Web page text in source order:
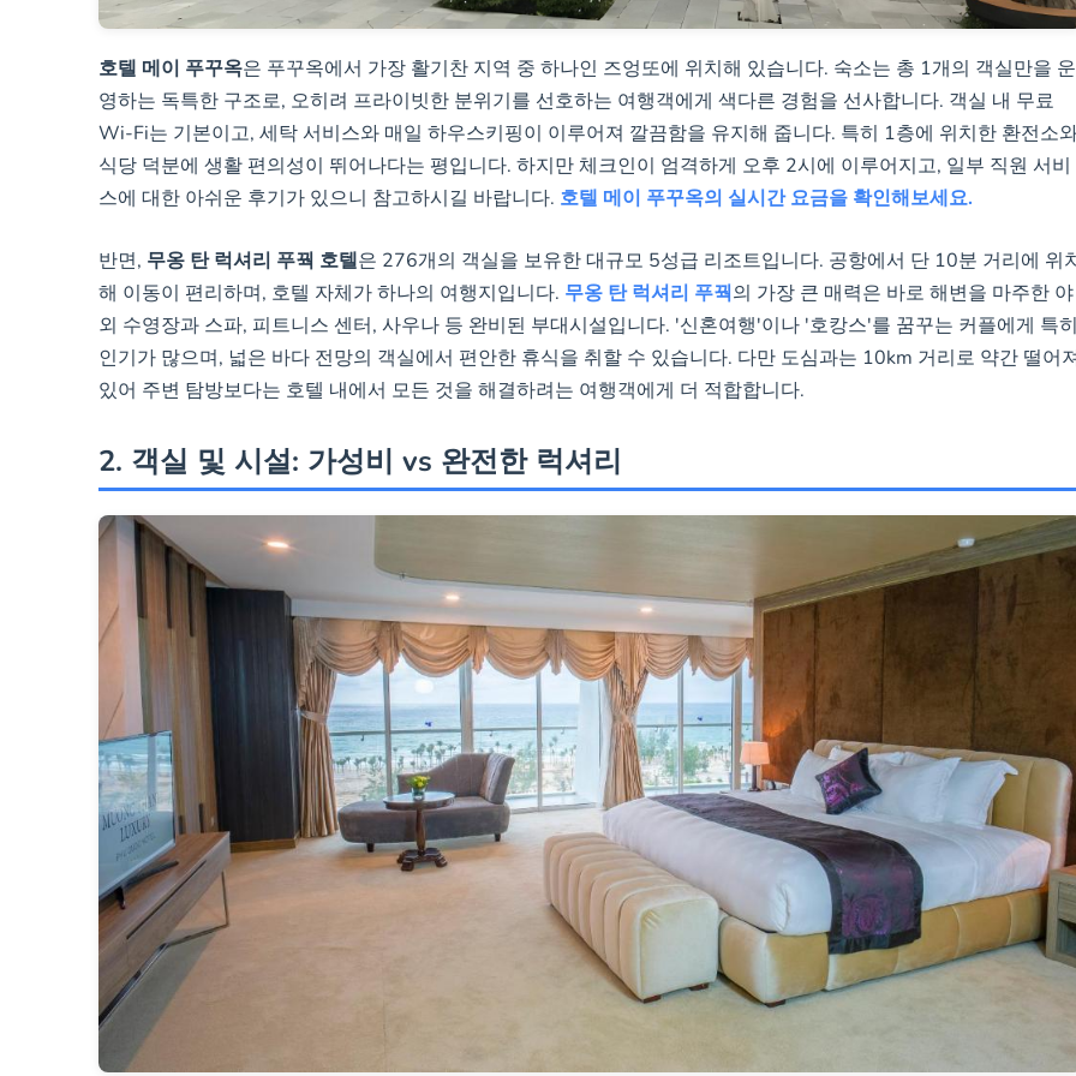
호텔 메이 푸꾸옥은 푸꾸옥에서 가장 활기찬 지역 중 하나인 즈엉또에 위치해 있습니다. 숙소는 총 1개의 객실만을 운
영하는 독특한 구조로, 오히려 프라이빗한 분위기를 선호하는 여행객에게 색다른 경험을 선사합니다. 객실 내 무료
Wi-Fi는 기본이고, 세탁 서비스와 매일 하우스키핑이 이루어져 깔끔함을 유지해 줍니다. 특히 1층에 위치한 환전소
식당 덕분에 생활 편의성이 뛰어나다는 평입니다. 하지만 체크인이 엄격하게 오후 2시에 이루어지고, 일부 직원 서비
스에 대한 아쉬운 후기가 있으니 참고하시길 바랍니다. 호텔 메이 푸꾸옥의 실시간 요금을 확인해보세요.
반면, 무옹 탄 럭셔리 푸꿕 호텔은 276개의 객실을 보유한 대규모 5성급 리조트입니다. 공항에서 단 10분 거리에 위
해 이동이 편리하며, 호텔 자체가 하나의 여행지입니다. 무옹 탄 럭셔리 푸꿕의 가장 큰 매력은 바로 해변을 마주한 야
외 수영장과 스파, 피트니스 센터, 사우나 등 완비된 부대시설입니다. '신혼여행'이나 '호캉스'를 꿈꾸는 커플에게 특히
인기가 많으며, 넓은 바다 전망의 객실에서 편안한 휴식을 취할 수 있습니다. 다만 도심과는 10km 거리로 약간 떨어
있어 주변 탐방보다는 호텔 내에서 모든 것을 해결하려는 여행객에게 더 적합합니다.
2. 객실 및 시설: 가성비 vs 완전한 럭셔리